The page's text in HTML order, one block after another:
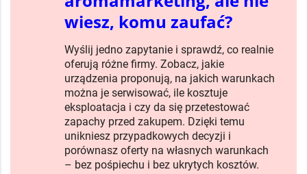
wiesz, komu zaufać?
Wyślij jedno zapytanie i sprawdź, co realnie
oferują różne firmy. Zobacz, jakie
urządzenia proponują, na jakich warunkach
można je serwisować, ile kosztuje
eksploatacja i czy da się przetestować
zapachy przed zakupem. Dzięki temu
unikniesz przypadkowych decyzji i
porównasz oferty na własnych warunkach
– bez pośpiechu i bez ukrytych kosztów.